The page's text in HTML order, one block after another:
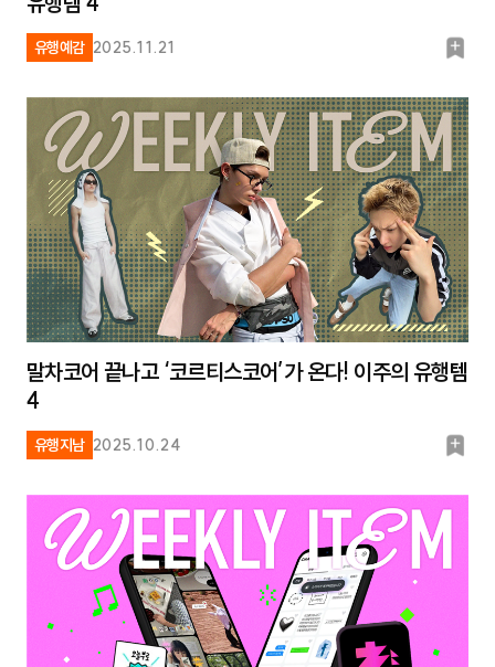
유행예감 2025.11.21
북
크
말차코어 끝나고 ‘코르티스코어’가 온다! 이주의 유행템
4
유행지남 2025.10.24
북
크